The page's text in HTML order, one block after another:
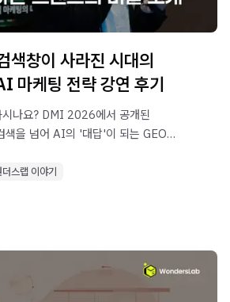
창이 사라진 시대의
마케팅 전략 강연 후기
시나요? DMI 2026에서 공개된
색을 넘어 AI의 '대답'이 되는 GEO
나보세요.
더스랩 이야기